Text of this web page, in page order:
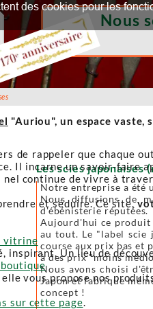
Les scies japonaises
Notre entreprise a été
Nous diffusions de
d'ébénisterie réputées.
Aujourd'hui ce produit
au tout. Le "label scie
course aux prix bas et
à des prix "moins
Nous avons choisi
Japon et fabrique
concept !
Nous
"Auriou", un espace
de rappeler que chaque
Il incarne un savoir-faire
continue de vivre à
et séduire. Ce site,
vitrine
inspirant. Un lieu de
vous propose nos
sur cette page.
des cookies pour les